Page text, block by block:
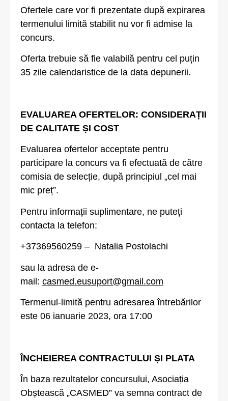
Ofertele care vor fi prezentate după expirarea
termenului limită stabilit nu vor fi admise la
concurs.
Oferta trebuie să fie valabilă pentru cel puțin
35 zile calendaristice de la data depunerii.
EVALUAREA OFERTELOR: CONSIDERAȚII
DE CALITATE ȘI COST
Evaluarea ofertelor acceptate pentru
participare la concurs va fi efectuată de către
comisia de selecție, după principiul „cel mai
mic preț”.
Pentru informații suplimentare, ne puteți
contacta la telefon:
+37369560259 – Natalia Postolachi
sau la adresa de e-
mail: casmed.eusuport@gmail.com
Termenul-limită pentru adresarea întrebărilor
este 06 ianuarie 2023, ora 17:00
ÎNCHEIEREA CONTRACTULUI ȘI PLATA
În baza rezultatelor concursului, Asociația
Obștească „CASMED” va semna contract de